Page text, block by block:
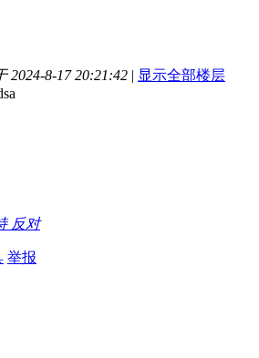
2024-8-17 20:21:42 | 显示全部楼层
反对
举报